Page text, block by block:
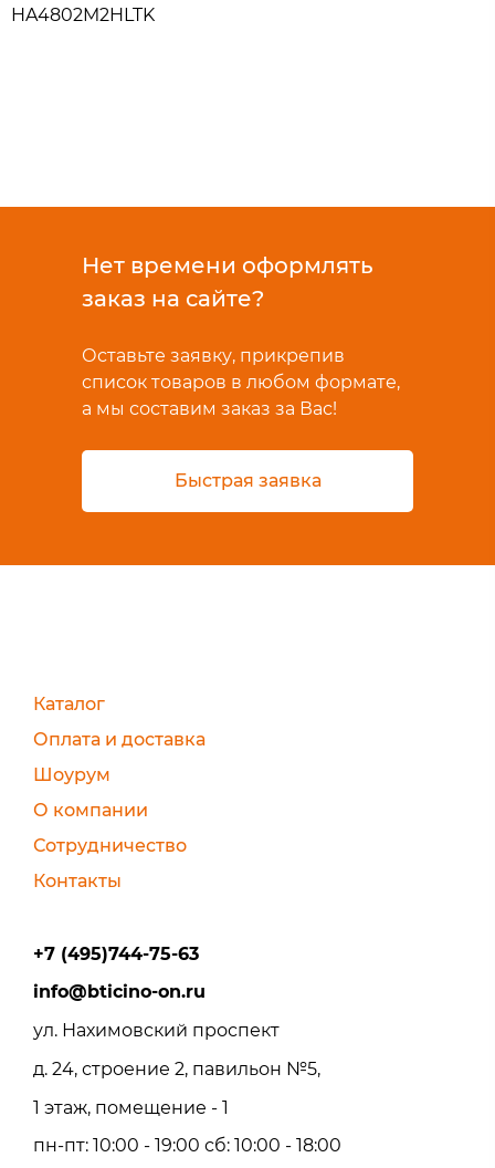
HA4802M2HLTK
Нет времени оформлять
заказ на сайте?
Оставьте заявку, прикрепив
список товаров в любом формате,
а мы составим заказ за Вас!
Быстрая заявка
Каталог
Оплата и доставка
Шоурум
О компании
Сотрудничество
Контакты
+7 (495)744-75-63
info@bticino-on.ru
ул. Нахимовский проспект
д. 24, строение 2, павильон №5,
1 этаж, помещение - 1
пн-пт: 10:00 - 19:00 сб: 10:00 - 18:00